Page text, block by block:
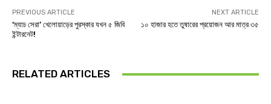
PREVIOUS ARTICLE
‘ম্যাচ সেরা’ খেলোয়াড়ের পুরস্কার যখন ৫ জিবি
ইন্টারনেট!
NEXT ARTICLE
১০ হাজার হতে তুষারের প্রয়োজন আর মাত্র ৩৫
RELATED ARTICLES